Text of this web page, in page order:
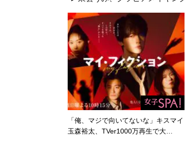
「俺、マジで向いてないな」キスマイ
玉森裕太、TVer1000万再生で大…